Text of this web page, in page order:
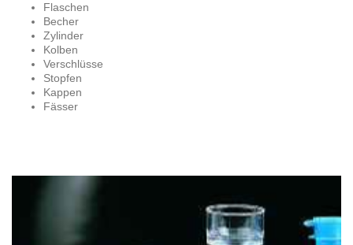
Flaschen
Becher
Zylinder
Kolben
Verschlüsse
Stopfen
Kappen
Fässer